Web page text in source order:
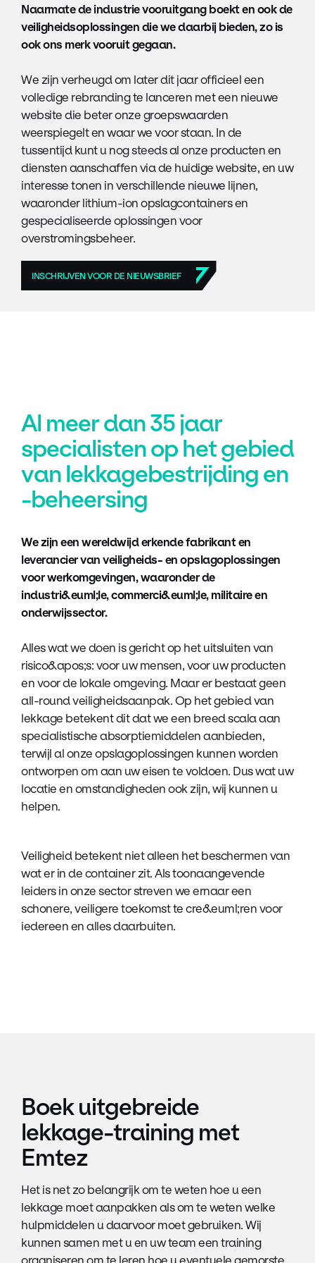
Naarmate de industrie vooruitgang boekt en ook de
veiligheidsoplossingen die we daarbij bieden, zo is
ook ons merk vooruit gegaan.
We zijn verheugd om later dit jaar officieel een
volledige rebranding te lanceren met een nieuwe
website die beter onze groepswaarden
weerspiegelt en waar we voor staan. In de
tussentijd kunt u nog steeds al onze producten en
diensten aanschaffen via de huidige website, en uw
interesse tonen in verschillende nieuwe lijnen,
waaronder lithium-ion opslagcontainers en
gespecialiseerde oplossingen voor
overstromingsbeheer.
INSCHRIJVEN VOOR DE NIEUWSBRIEF
Al meer dan 35 jaar
specialisten op het gebied
van lekkagebestrijding en
-beheersing
We zijn een wereldwijd erkende fabrikant en
leverancier van veiligheids- en opslagoplossingen
voor werkomgevingen, waaronder de
industri&euml;le, commerci&euml;le, militaire en
onderwijssector.
Alles wat we doen is gericht op het uitsluiten van
risico&apos;s: voor uw mensen, voor uw producten
en voor de lokale omgeving. Maar er bestaat geen
all-round veiligheidsaanpak. Op het gebied van
lekkage betekent dit dat we een breed scala aan
specialistische absorptiemiddelen aanbieden,
terwijl al onze opslagoplossingen kunnen worden
ontworpen om aan uw eisen te voldoen. Dus wat uw
locatie en omstandigheden ook zijn, wij kunnen u
helpen.
Veiligheid betekent niet alleen het beschermen van
wat er in de container zit. Als toonaangevende
leiders in onze sector streven we ernaar een
schonere, veiligere toekomst te cre&euml;ren voor
iedereen en alles daarbuiten.
Boek uitgebreide
lekkage-training met
Emtez
Het is net zo belangrijk om te weten hoe u een
lekkage moet aanpakken als om te weten welke
hulpmiddelen u daarvoor moet gebruiken. Wij
kunnen samen met u en uw team een ​​training
organiseren om te leren hoe u eventuele gemorste